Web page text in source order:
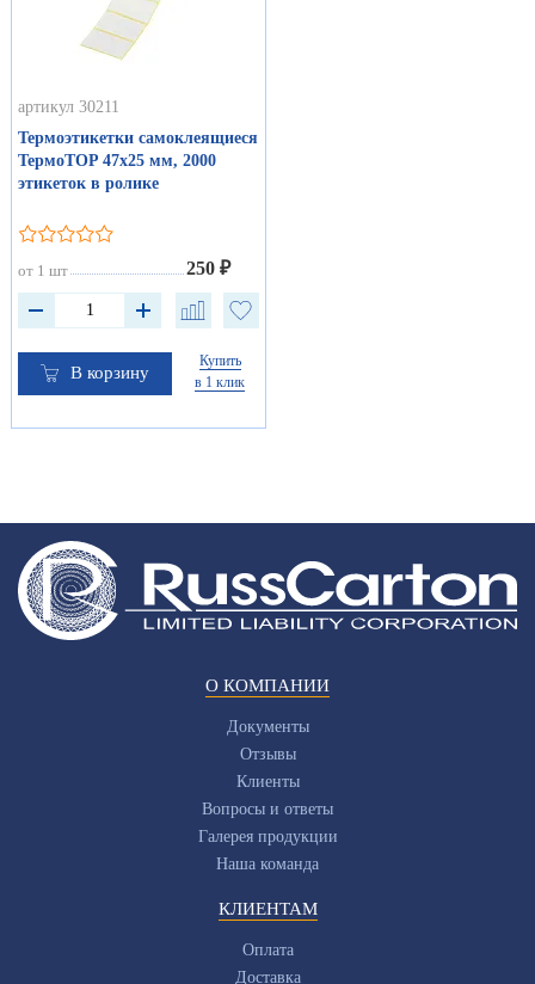
артикул 30211
Термоэтикетки самоклеящиеся
ТермоTOP 47х25 мм, 2000
этикеток в ролике
от 1 шт 250 ₽
В корзину
Купить
в 1 клик
О КОМПАНИИ
Документы
Отзывы
Клиенты
Вопросы и ответы
Галерея продукции
Наша команда
КЛИЕНТАМ
Оплата
Доставка